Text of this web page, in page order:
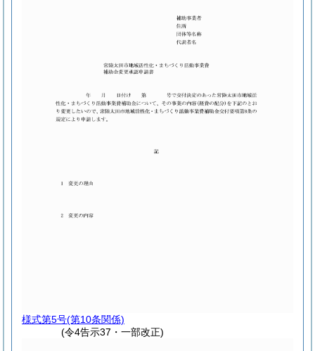
様式第5号(第10条関係)
(令4告示37・一部改正)